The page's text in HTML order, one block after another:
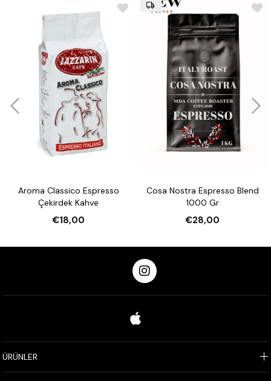
Aroma Classico Espresso
Çekirdek Kahve
€18,00
Cosa Nostra Espresso Blend
1000 Gr
€28,00
ÜRÜNLER